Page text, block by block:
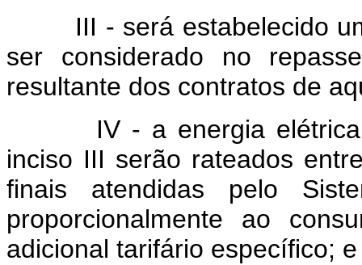
III - será estabelecido um
ser considerado no
resultante dos contratos de
IV - a energia elétrica
inciso III serão rateados
finais atendidas pelo
proporcionalmente ao
adicional tarifário específico; e